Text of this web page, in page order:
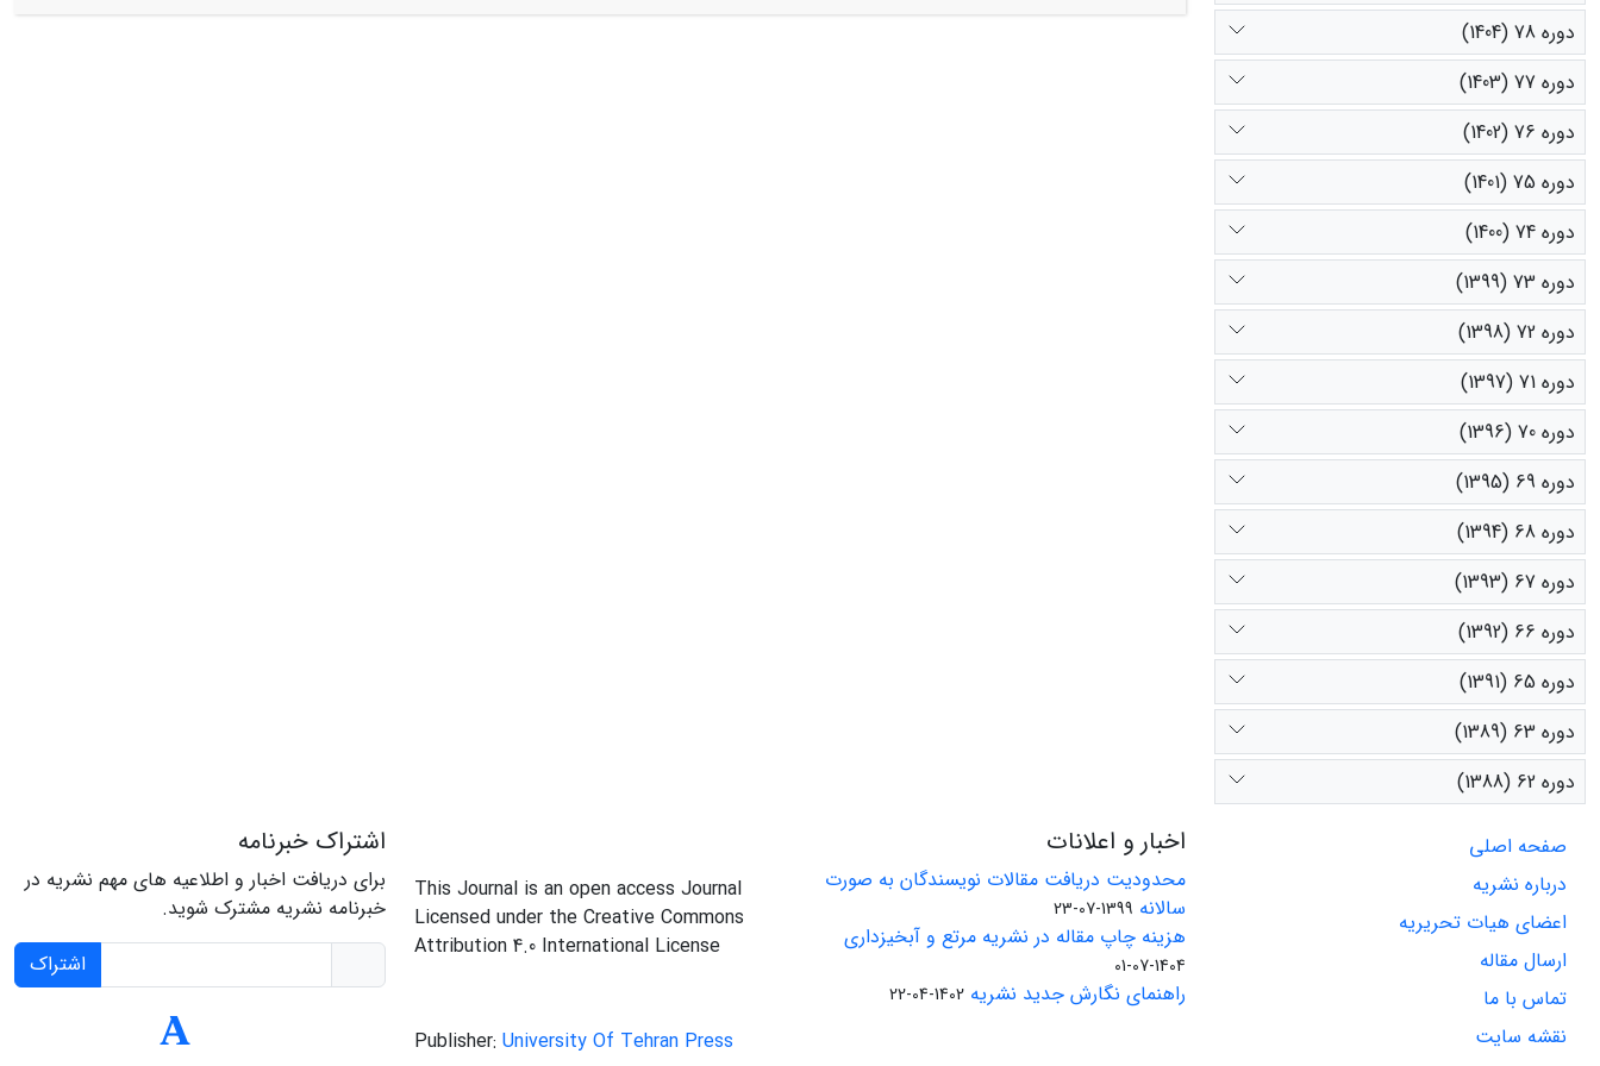
بستر عرضی رودخانه نیز نشان می‌دهد که میانگین عرض بستر در سال 1999، 10/106 متر بوده است؛ ولی در سال 2014 به 89/115 متر رسیده است و
دوره 78 (1404)
دوره 77 (1403)
دوره 76 (1402)
دوره 75 (1401)
دوره 74 (1400)
دوره 73 (1399)
دوره 72 (1398)
دوره 71 (1397)
دوره 70 (1396)
دوره 69 (1395)
دوره 68 (1394)
دوره 67 (1393)
دوره 66 (1392)
دوره 65 (1391)
دوره 63 (1389)
دوره 62 (1388)
صفحه اصلی
درباره نشریه
اعضای هیات تحریریه
ارسال مقاله
تماس با ما
نقشه سایت
اخبار و اعلانات
محدودیت دریافت مقالات نویسندگان به صورت
سالانه 1399-07-23
هزینه چاپ مقاله در نشریه مرتع و آبخیزداری
1404-07-01
راهنمای نگارش جدید نشریه 1402-04-22
This Journal is an open access Journal
Licensed under the Creative Commons
Attribution 4.0 International License
Publisher: University Of Tehran Press
اشتراک خبرنامه
برای دریافت اخبار و اطلاعیه های مهم نشریه در
خبرنامه نشریه مشترک شوید.
اشتراک